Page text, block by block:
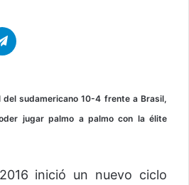
sudamericano 10-4 frente a Brasil,
jugar palmo a palmo con la élite
inició un nuevo ciclo